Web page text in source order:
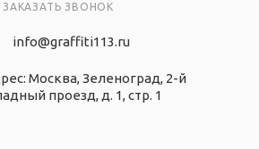
ЗАКАЗАТЬ ЗВОНОК
info@graffiti113.ru
Москва, Зеленоград, 2-й
проезд, д. 1, стр. 1